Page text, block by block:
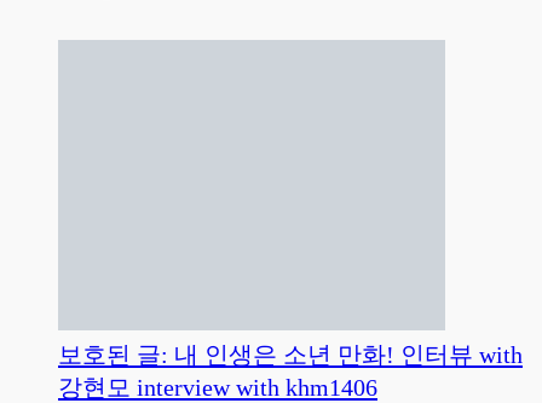
보호된 글: 내 인생은 소년 만화! 인터뷰 with
강현모 interview with khm1406